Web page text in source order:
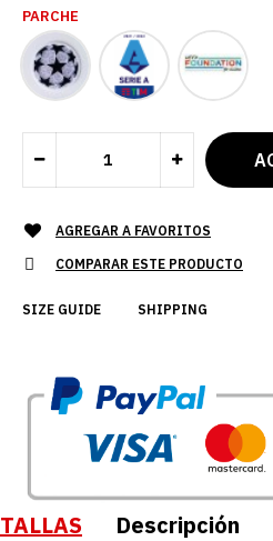
PARCHE
AGREGAR A FAVORITOS
COMPARAR ESTE PRODUCTO
SIZE GUIDE SHIPPING
TALLAS Descripción